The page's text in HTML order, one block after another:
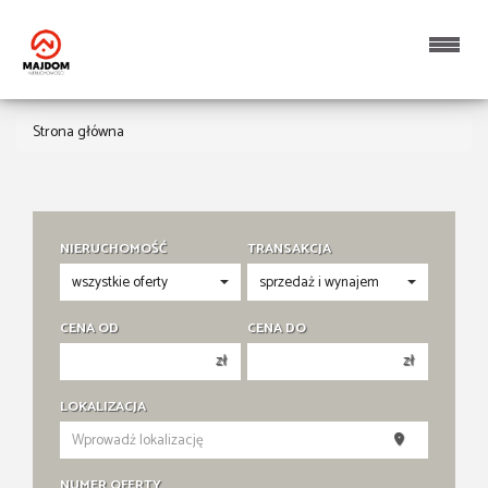
Strona główna
NIERUCHOMOŚĆ TRANSAKCJA
CENA OD
zł
200 000 zł
250 000 zł
CENA DO
zł
200 000 zł
250 000 zł
LOKALIZACJA